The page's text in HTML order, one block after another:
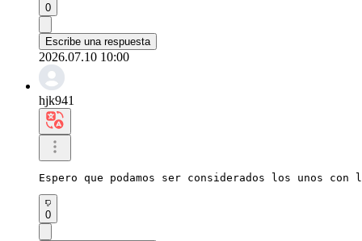
0
Escribe una respuesta
2026.07.10 10:00
hjk941
Espero que podamos ser considerados los unos
0